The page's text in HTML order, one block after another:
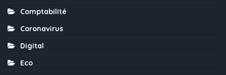
Comptabilité
Coronavirus
Digital
Eco